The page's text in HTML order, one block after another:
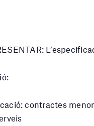
contractes